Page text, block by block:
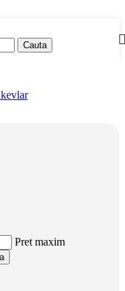
Cauta
Pret maxim